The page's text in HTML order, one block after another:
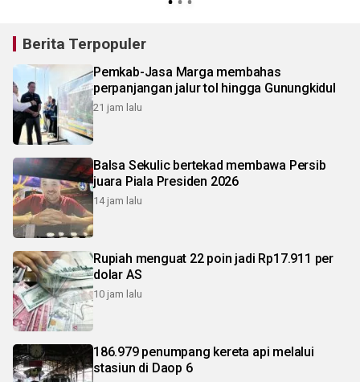
Berita Terpopuler
Pemkab-Jasa Marga membahas
perpanjangan jalur tol hingga Gunungkidul
21 jam lalu
Balsa Sekulic bertekad membawa Persib
juara Piala Presiden 2026
14 jam lalu
Rupiah menguat 22 poin jadi Rp17.911 per
dolar AS
10 jam lalu
186.979 penumpang kereta api melalui
stasiun di Daop 6